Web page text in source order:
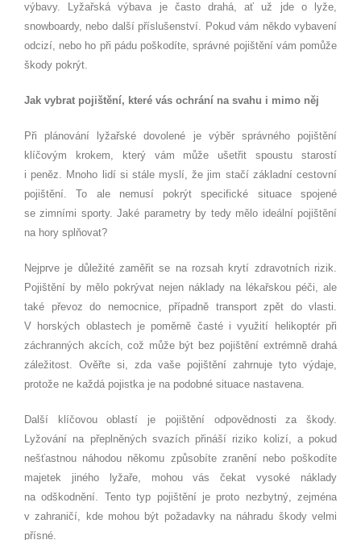
výbavy. Lyžařská výbava je často drahá, ať už jde o lyže,
snowboardy, nebo další příslušenství. Pokud vám někdo vybavení
odcizí, nebo ho při pádu poškodíte, správné pojištění vám pomůže
škody pokrýt.
Jak vybrat pojištění, které vás ochrání na svahu i mimo něj
Při plánování lyžařské dovolené je výběr správného pojištění
klíčovým krokem, který vám může ušetřit spoustu starostí
i peněz. Mnoho lidí si stále myslí, že jim stačí základní cestovní
pojištění. To ale nemusí pokrýt specifické situace spojené
se zimními sporty. Jaké parametry by tedy mělo ideální pojištění
na hory splňovat?
Nejprve je důležité zaměřit se na rozsah krytí zdravotních rizik.
Pojištění by mělo pokrývat nejen náklady na lékařskou péči, ale
také převoz do nemocnice, případně transport zpět do vlasti.
V horských oblastech je poměrně časté i využití helikoptér při
záchranných akcích, což může být bez pojištění extrémně drahá
záležitost. Ověřte si, zda vaše pojištění zahrnuje tyto výdaje,
protože ne každá pojistka je na podobné situace nastavena.
Další klíčovou oblastí je pojištění odpovědnosti za škody.
Lyžování na přeplněných svazích přináší riziko kolizí, a pokud
nešťastnou náhodou někomu způsobíte zranění nebo poškodíte
majetek jiného lyžaře, mohou vás čekat vysoké náklady
na odškodnění. Tento typ pojištění je proto nezbytný, zejména
v zahraničí, kde mohou být požadavky na náhradu škody velmi
přísné.